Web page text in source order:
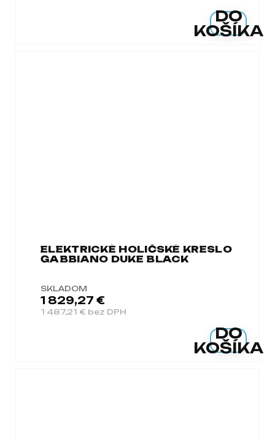
DO
KOŠÍKA
ELEKTRICKÉ HOLIČSKÉ KRESLO
GABBIANO DUKE BLACK
SKLADOM
1 487,21 € bez DPH
1 829,27 €
DO
KOŠÍKA